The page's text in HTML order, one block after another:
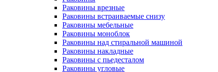
Раковины врезные
Раковины встраиваемые снизу
Раковины мебельные
Раковины моноблок
Раковины над стиральной машиной
Раковины накладные
Раковины с пьедесталом
Раковины угловые